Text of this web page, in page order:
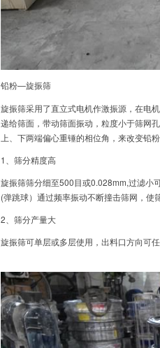
铅粉—旋振筛
旋振筛采用了直立式电机作激振源，在电
递给筛面，带动筛面振动，粒度小于筛网
上、下两端偏心重锤的相位角，来改变铅
1、筛分精度高
旋振筛筛分细至500目或0.028mm,过滤小
(弹跳球）通过频率振动不断撞击筛网，使
2、筛分产量大
旋振筛可单层或多层使用，出料口方向可